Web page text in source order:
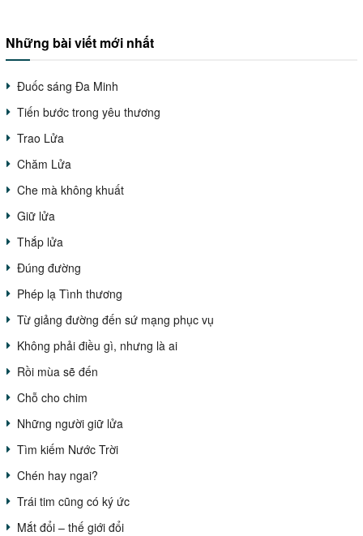
Những bài viết mới nhất
Đuốc sáng Đa Minh
Tiến bước trong yêu thương
Trao Lửa
Chăm Lửa
Che mà không khuất
Giữ lửa
Thắp lửa
Đúng đường
Phép lạ Tình thương
Từ giảng đường đến sứ mạng phục vụ
Không phải điều gì, nhưng là ai
Rồi mùa sẽ đến
Chỗ cho chim
Những người giữ lửa
Tìm kiếm Nước Trời
Chén hay ngai?
Trái tim cũng có ký ức
Mắt đổi – thế giới đổi